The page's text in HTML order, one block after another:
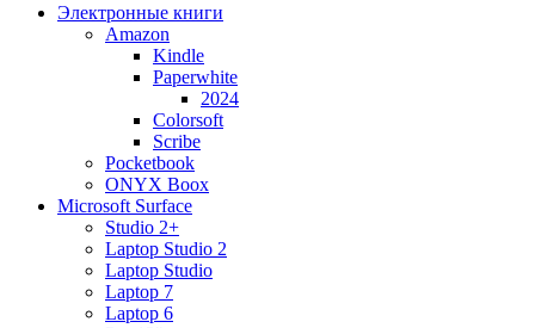
Электронные книги
Amazon
Kindle
Paperwhite
2024
Colorsoft
Scribe
Pocketbook
ONYX Boox
Microsoft Surface
Studio 2+
Laptop Studio 2
Laptop Studio
Laptop 7
Laptop 6